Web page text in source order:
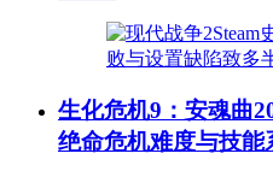
生化危机9：安魂曲
绝命危机难度与技能